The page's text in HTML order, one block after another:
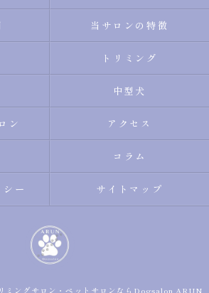
当サロンの特徴
トリミング
中型犬
ン アクセス
コラム
ー サイトマップ
ミングサロン・ペットサロンならDogsalon ARUN